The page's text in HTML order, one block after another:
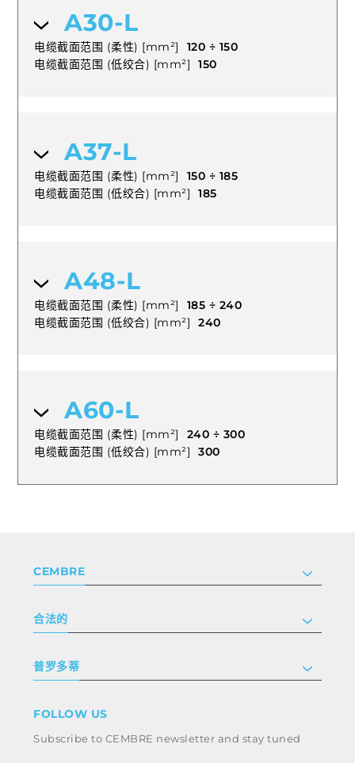
A30-L
电缆截面范围 (柔性) [mm²]
120 ÷ 150
电缆截面范围 (低绞合) [mm²]
150
A37-L
电缆截面范围 (柔性) [mm²]
150 ÷ 185
电缆截面范围 (低绞合) [mm²]
185
A48-L
电缆截面范围 (柔性) [mm²]
185 ÷ 240
电缆截面范围 (低绞合) [mm²]
240
A60-L
电缆截面范围 (柔性) [mm²]
240 ÷ 300
电缆截面范围 (低绞合) [mm²]
300
CEMBRE
公司
投资者关系
合法的
隐私和 cookie 政策
条款和条件
Whistleblowing
职业道德规范与反腐败政策
普罗多蒂
电力
FOLLOW US
Subscribe to CEMBRE newsletter and stay tuned